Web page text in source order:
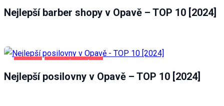
Nejlepší barber shopy v Opavě – TOP 10 [2024]
Nejlepší posilovny v Opavě – TOP 10 [2024]